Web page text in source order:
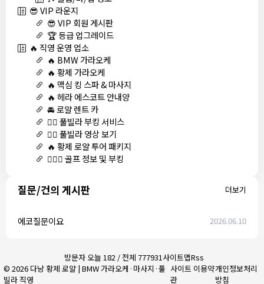
😎 VIP 라운지
😎 VIP 회원 게시판
🏆 등급 업그레이드
🔥 직영 운영 업소
🔥 BMW 가라오케
🔥 황제 가라오케
🔥 맥심 킹 스파 & 마사지
🔥 헤라 에스코트 안내양
🚘 로얄 렌트 카
🏊‍♀️ 풀빌라 부킹 서비스
🏊‍♀️ 풀빌라 영상 보기
🔥 황제 로얄 투어 패키지
🏌🏻‍♂️ 골프 정보 및 부킹
질문/건의 게시판 더보기
에코질문이요 2026.06.10
방문자 오늘 182 / 전체 777931 사이트맵Rss
© 2026 다낭 황제 로얄 | BMW 가라오케·마사지·풀
빌라 직영
사이트 이용약
관
개인정보처리
방침